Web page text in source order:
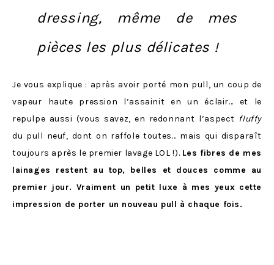
dressing, même de mes
pièces les plus délicates !
Je vous explique : après avoir porté mon pull, un coup de
vapeur haute pression l’assainit en un éclair… et le
repulpe aussi (vous savez, en redonnant l’aspect fluffy
du pull neuf, dont on raffole toutes… mais qui disparaît
toujours après le premier lavage LOL !). Les fibres de mes
lainages restent au top, belles et douces comme au
premier jour. Vraiment un petit luxe à mes yeux cette
impression de porter un nouveau pull à chaque fois.